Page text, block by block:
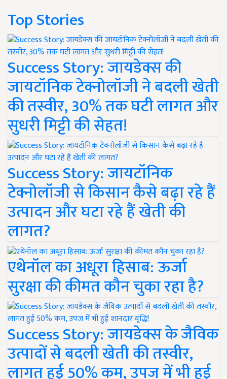
Top Stories
Success Story: जायडेक्स की
जायटॉनिक टेक्नोलॉजी ने बदली खेती
की तस्वीर, 30% तक घटी लागत और
सुधरी मिट्टी की सेहत!
Success Story: जायटॉनिक
टेक्नोलॉजी से किसान कैसे बढ़ा रहे हैं
उत्पादन और घटा रहे हैं खेती की
लागत?
एथेनॉल का अधूरा हिसाब: ऊर्जा
सुरक्षा की कीमत कौन चुका रहा है?
Success Story: जायडेक्स के जैविक
उत्पादों से बदली खेती की तस्वीर,
लागत हुई 50% कम, उपज में भी हुई